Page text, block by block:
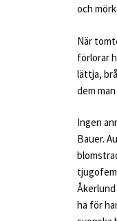
och
När
förlorar
lättja,
dem
Ingen
Bauer.
ha för